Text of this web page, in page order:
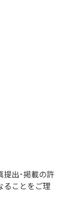
提出･掲載の許
ることをご理